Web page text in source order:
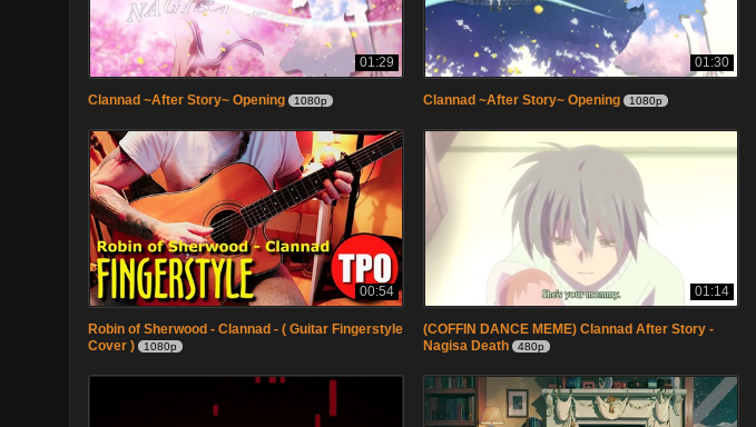
01:29
Clannad ~After Story~ Opening 1080p
01:30
Clannad ~After Story~ Opening 1080p
00:54
Robin of Sherwood - Clannad - ( Guitar Fingerstyle
Cover )
1080p
01:14
(COFFIN DANCE MEME) Clannad After Story -
Nagisa Death
480p